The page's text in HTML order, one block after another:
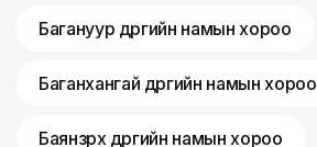
Багануур дүүргийн намын хороо
Баганхангай дүүргийн намын хороо
Баянзүрх дүүргийн намын хороо